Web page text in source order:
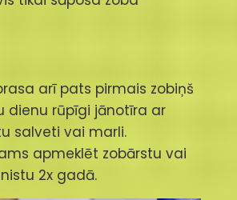
arī pats pirmais zobiņš
dienu rūpīgi jānotīra ar
salveti vai marli.
apmeklēt zobārstu vai
2x gadā.